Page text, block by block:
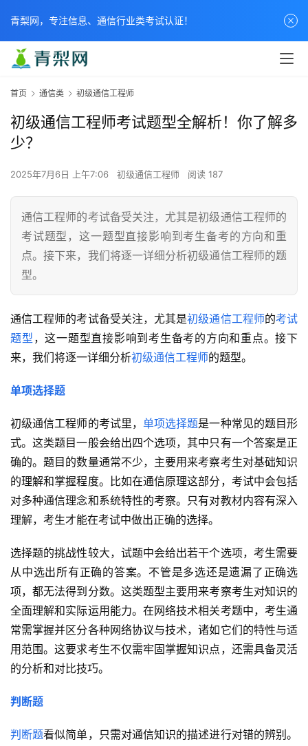
首页 通信类 初级通信工程师
初级通信工程师考试题型全解析！你了解多
少？
2025年7月6日 上午7:06 初级通信工程师 阅读 187
通信工程师的考试备受关注，尤其是初级通信工程师的
考试题型，这一题型直接影响到考生备考的方向和重
点。接下来，我们将逐一详细分析初级通信工程师的题
型。
通信工程师的考试备受关注，尤其是初级通信工程师的考试
题型 ，这一题型直接影响到考生备考的方向和重点。接下
来，我们将逐一详细分析初级通信工程师的题型。
单项选择题
初级通信工程师的考试里， 单项选择题是一种常见的题目形
式。这类题目一般会给出四个选项，其中只有一个答案是正
确的。题目的数量通常不少，主要用来考察考生对基础知识
的理解和掌握程度。比如在通信原理这部分，考试中会包括
对多种通信理念和系统特性的考察。只有对教材内容有深入
理解，考生才能在考试中做出正确的选择。
选择题的挑战性较大，试题中会给出若干个选项，考生需要
从中选出所有正确的答案。不管是多选还是遗漏了正确选
项，都无法得到分数。这类题型主要用来考察考生对知识的
全面理解和实际运用能力。在网络技术相关考题中，考生通
常需掌握并区分各种网络协议与技术，诸如它们的特性与适
用范围。这要求考生不仅需牢固掌握知识点，还需具备灵活
的分析和对比技巧。
判断题
判断题看似简单，只需对通信知识的描述进行对错的辨别。
青梨网，专注信息、通信行业类考试认证！